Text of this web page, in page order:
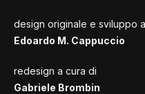
design originale e sviluppo
Edoardo M. Cappuccio
redesign a cura di
Gabriele Brombin